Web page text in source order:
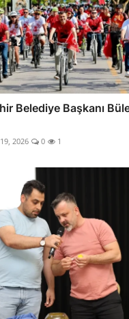
Belediye Başkanı
2026 0 1